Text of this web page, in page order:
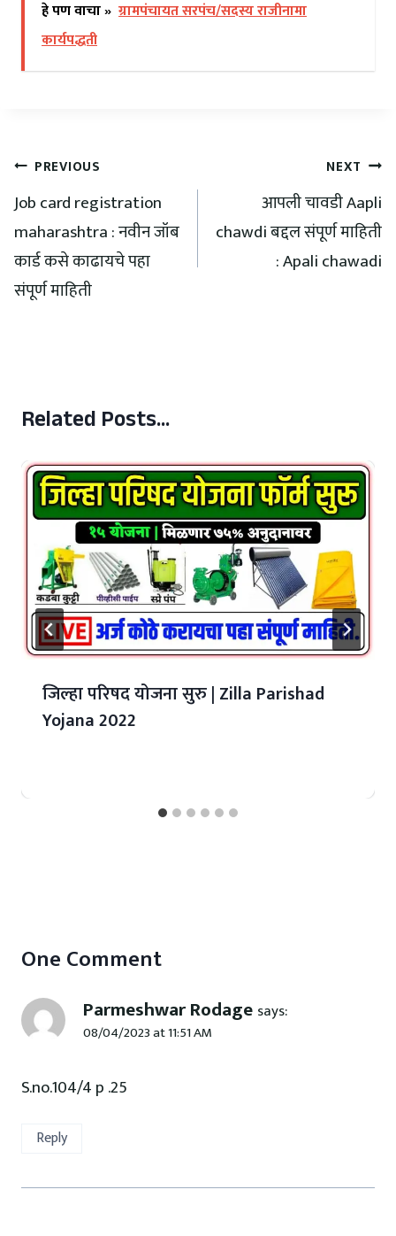
हे पण वाचा » ग्रामपंचायत सरपंच/सदस्य राजीनामा
कार्यपद्धती
PREVIOUS
Job card registration
maharashtra : नवीन जॉब
कार्ड कसे काढायचे पहा
संपूर्ण माहिती
NEXT
आपली चावडी Aapli
chawdi बद्दल संपूर्ण माहिती
: Apali chawadi
Related Posts...
जिल्हा परिषद योजना सुरु | Zilla Parishad
Yojana 2022
One Comment
Parmeshwar Rodage says:
08/04/2023 at 11:51 AM
S.no.104/4 p .25
Reply